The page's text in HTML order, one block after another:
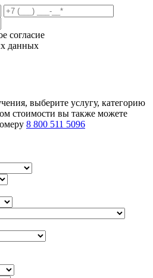
согласие
данных
выберите услугу, категорию
стоимости вы также можете
8 800 511 5096